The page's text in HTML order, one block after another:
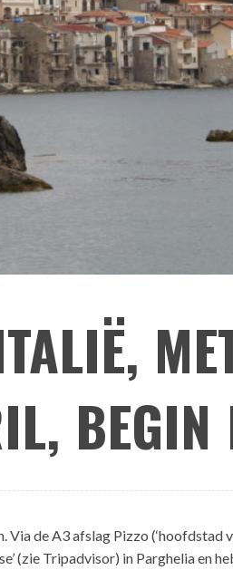
BEGIN
de A3 afslag Pizzo (‘hoofdstad
(zie Tripadvisor) in Parghelia en